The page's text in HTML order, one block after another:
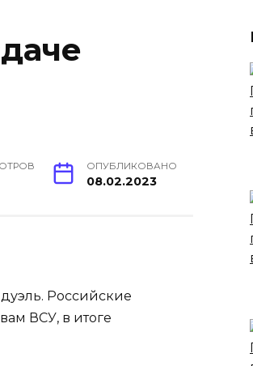
ОПУБЛИКОВАНО
08.02.2023
Российские
ВСУ, в итоге